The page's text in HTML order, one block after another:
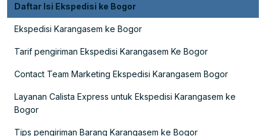
Daftar Isi Ekspedisi ke Bogor
Ekspedisi Karangasem ke Bogor
Tarif pengiriman Ekspedisi Karangasem Ke Bogor
Contact Team Marketing Ekspedisi Karangasem Bogor
Layanan Calista Express untuk Ekspedisi Karangasem ke
Bogor
Tips pengiriman Barang Karangasem ke Bogor